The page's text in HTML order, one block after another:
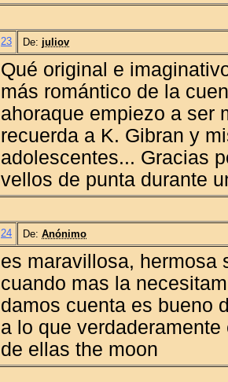
23 De: juliov
Qué original e
más romántico de la
ahoraque empiezo a ser
recuerda a K. Gibran y
adolescentes... Gracias
vellos de punta durante
24 De: Anónimo
es maravillosa, hermosa
cuando mas la
damos cuenta es bueno
a lo que
de ellas the moon